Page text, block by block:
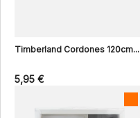
Timberland Cordones 120cm...
5,95 €